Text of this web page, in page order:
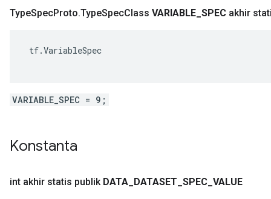
TypeSpecProto.TypeSpecClass VARIABLE SPEC akhir
tf.VariableSpec
VARIABLE_SPEC = 9;
Konstanta
int akhir statis publik DATA DATASET SPEC VALUE